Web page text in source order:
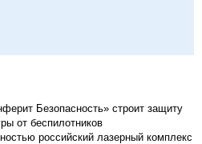
Безопасность» строит защиту
от беспилотников
российский лазерный комплекс